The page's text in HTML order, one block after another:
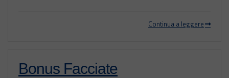
Continua a leggere
Bonus Facciate